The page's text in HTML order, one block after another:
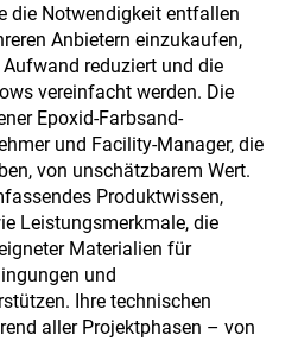
die Notwendigkeit entfallen
Anbietern einzukaufen,
reduziert und die
vereinfacht werden. Die
Epoxid-Farbsand-
und Facility-Manager, die
von unschätzbarem Wert.
Produktwissen,
Leistungsmerkmale, die
Materialien für
und
Ihre technischen
aller Projektphasen – von